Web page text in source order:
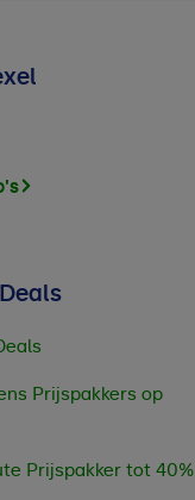
Prijspakkers op
Prijspakker tot 40%